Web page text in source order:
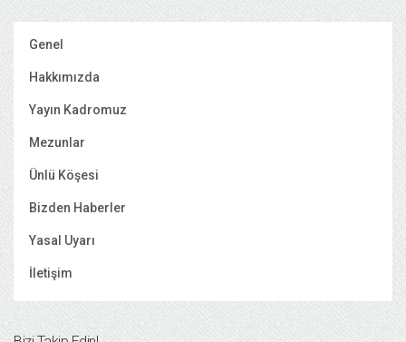
Genel
Hakkımızda
Yayın Kadromuz
Mezunlar
Ünlü Köşesi
Bizden Haberler
Yasal Uyarı
İletişim